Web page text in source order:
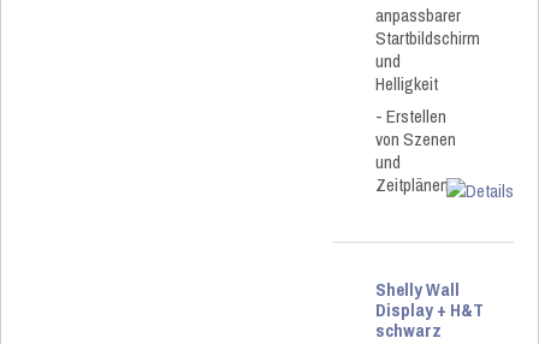
anpassbarer
Startbildschirm
und
Helligkeit
- Erstellen
von Szenen
und
Zeitplänen
Shelly Wall
Display + H&T
schwarz